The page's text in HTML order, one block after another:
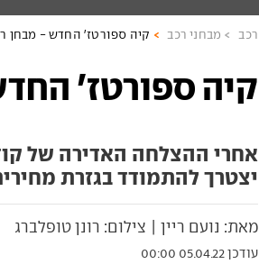
רכב מבחני רכב קיה ספורטז' החדש - מבחן
קיה ספורטז'
אחרי ההצלחה האדירה של
יצטרך להתמודד בגזרת
מאת: נועם ריין | צילום: רונן טופלברג
עודכן 05.04.22 00:00